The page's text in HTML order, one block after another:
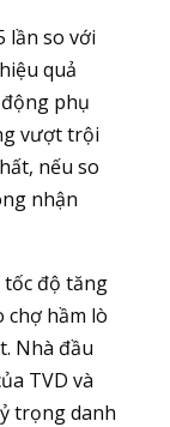
lần so với
quả
phụ
vượt trội
nếu so
nhận
tốc độ tăng
chợ hầm lò
Nhà đầu
TVD và
trọng danh